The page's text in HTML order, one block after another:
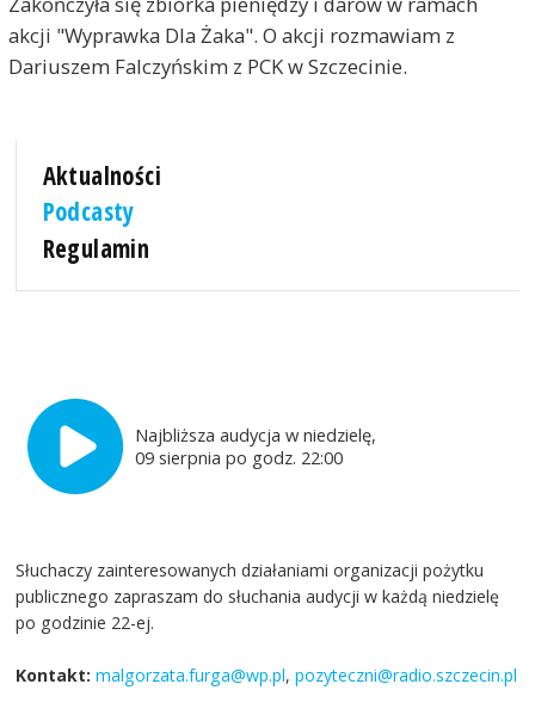
akcji "Wyprawka Dla Żaka". O akcji rozmawiam z
Dariuszem Falczyńskim z PCK w Szczecinie.
Aktualności
Podcasty
Regulamin
Najbliższa audycja w niedzielę,
09 sierpnia po godz. 22:00
Słuchaczy zainteresowanych działaniami organizacji pożytku
publicznego zapraszam do słuchania audycji w każdą niedzielę
po godzinie 22-ej.
Kontakt: malgorzata.furga@wp.pl,pozyteczni@radio.szczecin.pl